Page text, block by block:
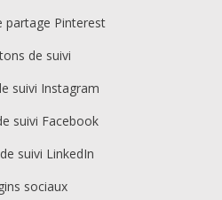
partage Pinterest
de suivi
suivi Instagram
suivi Facebook
suivi LinkedIn
sociaux